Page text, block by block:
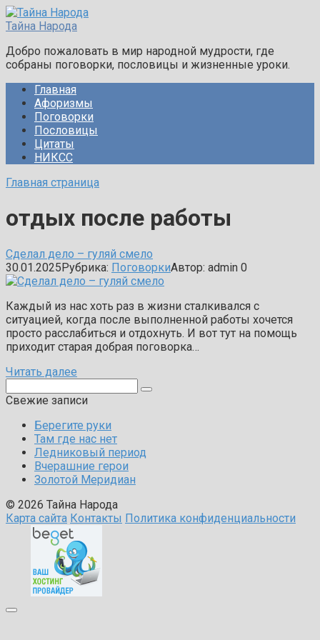
Перейти
к
Тайна Народа
Добро пожаловать в мир народной мудрости, где
собраны поговорки, пословицы и жизненные уроки.
Главная
Афоризмы
Поговорки
Пословицы
Цитаты
НИКСС
Главная страница
отдых после работы
Сделал дело – гуляй смело
30.01.2025Рубрика: ПоговоркиАвтор: admin 0
Каждый из нас хоть раз в жизни сталкивался с
ситуацией, когда после выполненной работы хочется
просто расслабиться и отдохнуть. И вот тут на помощь
приходит старая добрая поговорка…
Читать далее
Свежие записи
Берегите руки
Там где нас нет
Ледниковый период
Вчерашние герои
Золотой Меридиан
© 2026 Тайна Народа
Карта сайта Контакты Политика конфиденциальности